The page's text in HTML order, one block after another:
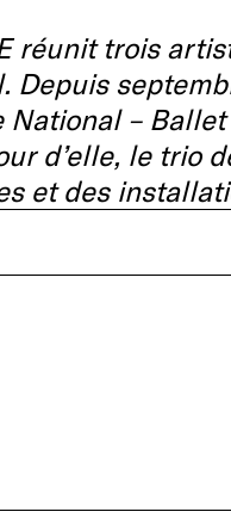
réunit trois
Depuis
–
d’elle, le trio
et des